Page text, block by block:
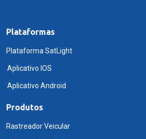
Plataformas
Plataforma SatLight
Aplicativo IOS
Aplicativo Android
Produtos
Rastreador Veicular